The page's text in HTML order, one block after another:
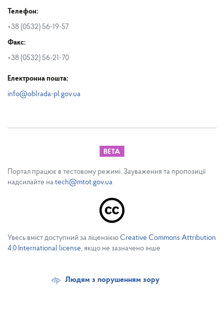
Телефон:
+38 (0532) 56-19-57
Факс:
+38 (0532) 56-21-70
Електронна пошта:
info@oblrada-pl.gov.ua
Портал працює в тестовому режимі. Зауваження та пропозиції
надсилайте на tech@mtot.gov.ua
Увесь вміст доступний за ліцензією Creative Commons Attribution
4.0 International license, якщо не зазначено інше
Людям з порушенням зору